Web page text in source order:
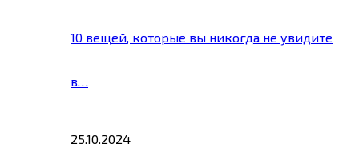
10 вещей, которые вы никогда не увидите
в…
25.10.2024